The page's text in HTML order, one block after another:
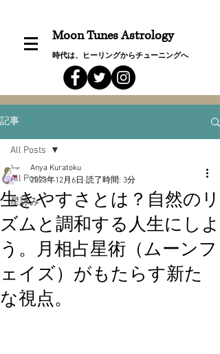
Moon Tunes Astrology
時代は、ヒーリングからチューニングへ
記事
All Posts
星詠み
All Posts
生きやすさとは？自然のリ
ズムと調和する人生にしよ
う。月相占星術（ムーンフ
ェイズ）がもたらす新た
な視点。
Anya Kuratoku
2023年12月6日 読了時間: 3分